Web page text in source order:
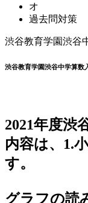
オ
過去問対策
渋谷教育学園渋谷
渋谷教育学園渋谷中学算数
2021年度渋
内容は、1.
す。
グラフの読